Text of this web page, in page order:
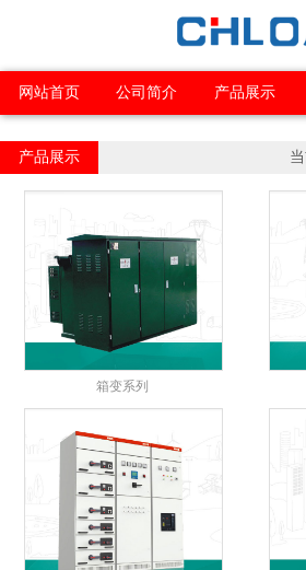
网站首页 公司简介 产品展示
产品展示
箱变系列